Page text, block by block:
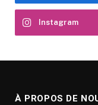
Instagram
À PROPOS DE